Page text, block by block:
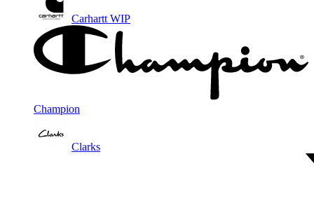
Carhartt WIP
Champion
Clarks